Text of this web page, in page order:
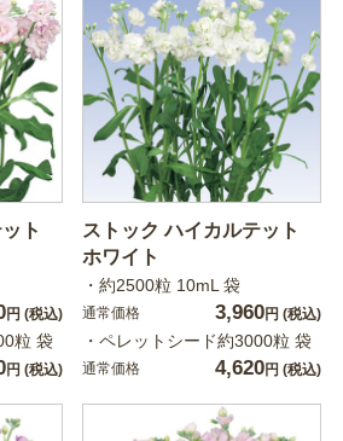
ト
円 (税込)
粒 袋
円 (税込)
ストック ハイカルテット
ホワイト
・約2500粒 10mL 袋
通常価格 3,960円 (税込)
・ペレットシード約3000粒 袋
通常価格 4,620円 (税込)